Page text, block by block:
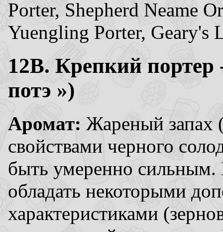
Porter, Shepherd Neame
Yuengling Porter, Geary's
12B. Крепкийпортер
потэ »)
Аромат:Жареный запах
свойствами черного
быть умеренно сильным.
обладать некоторыми
характеристиками